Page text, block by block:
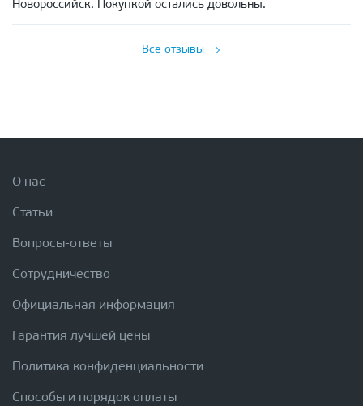
Новороссийск. Покупкой остались довольны.
Все отзывы
О нас
Статьи
Вопросы-ответы
Сотрудничество
Официальная информация
Гарантия лучшей цены
Политика конфиденциальности
Способы и порядок оплаты